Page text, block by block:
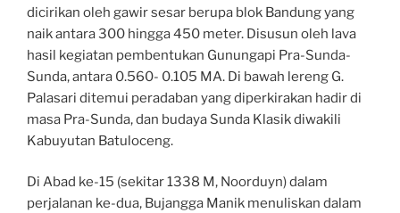
dicirikan oleh gawir sesar berupa blok Bandung yang
naik antara 300 hingga 450 meter. Disusun oleh lava
hasil kegiatan pembentukan Gunungapi Pra-Sunda-
Sunda, antara 0.560- 0.105 MA. Di bawah lereng G.
Palasari ditemui peradaban yang diperkirakan hadir di
masa Pra-Sunda, dan budaya Sunda Klasik diwakili
Kabuyutan Batuloceng.
Di Abad ke-15 (sekitar 1338 M, Noorduyn) dalam
perjalanan ke-dua, Bujangga Manik menuliskan dalam